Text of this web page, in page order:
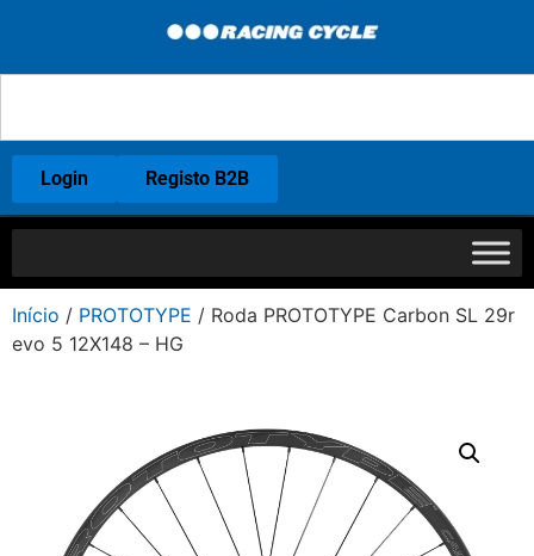
Login Registo B2B
Início / PROTOTYPE / Roda PROTOTYPE Carbon SL 29r
evo 5 12X148 – HG